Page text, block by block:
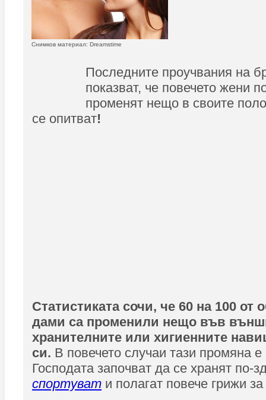
Снимков материал: Dreamstime
Последните проучвания на
показват, че повечето жени
променят нещо в своите
се опитват!
Статистиката сочи, че 60 на 100 от
дами са променили нещо във
хранителните или хигиенните
си. В повечето случаи тази промяна
Господата започват да се хранят по-
спортуват и полагат повече грижи